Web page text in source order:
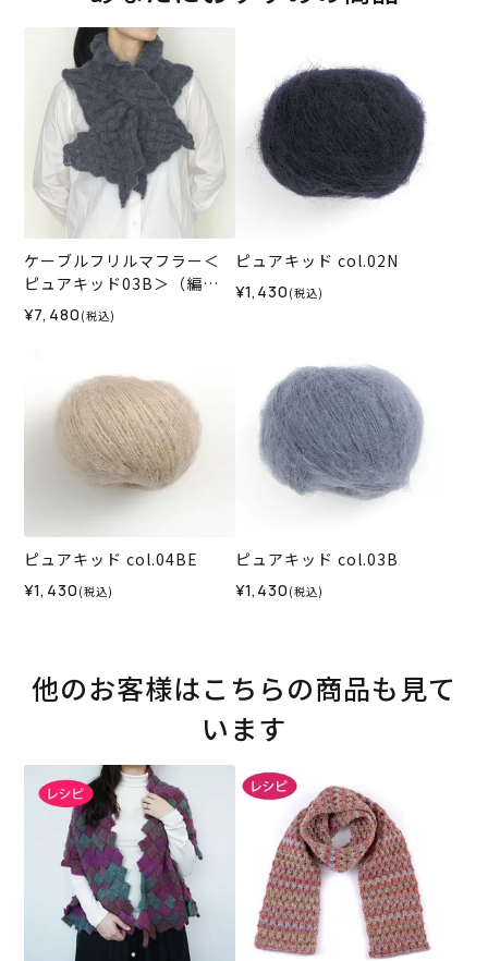
ケーブルフリルマフラー＜
ピュアキッド03B＞（編み
物 材料セット）
¥7,480 (税込)
ピュアキッド col.02N
¥1,430 (税込)
ピュアキッド col.04BE
¥1,430 (税込)
ピュアキッド col.03B
¥1,430 (税込)
他のお客様はこちらの商品も見て
います